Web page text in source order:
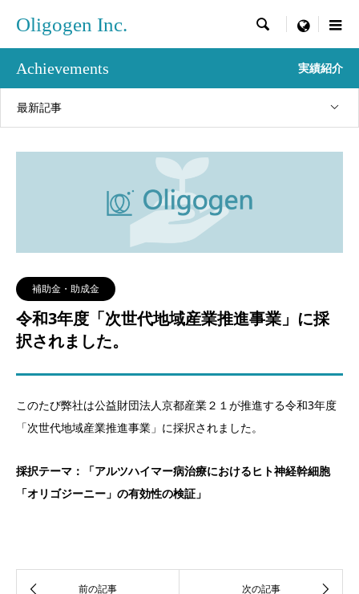
Oligogen Inc.  menu
Achievements 実績紹介
最新記事
補助金・助成金
令和3年度「次世代地域産業推進事業」に採
択されました。
このたび弊社は公益財団法人京都産業２１が推進する令和3年度
「次世代地域産業推進事業」に採択されました。
採択テーマ：「アルツハイマー病治療におけるヒト神経幹細胞
「オリゴジーニー」の有効性の検証」